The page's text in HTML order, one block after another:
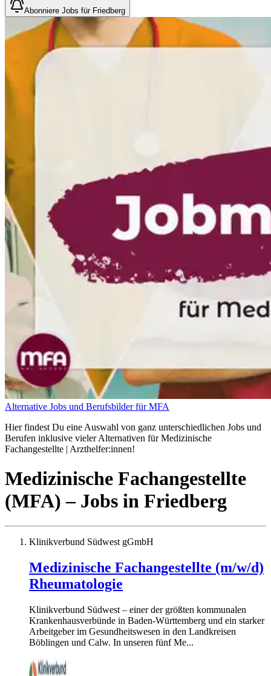
Abonniere Jobs für Friedberg
Alternative Jobs und Berufsbilder für MFA
Hier findest Du eine Auswahl von ganz unterschiedlichen Jobs und
Berufen inklusive vieler Alternativen für Medizinische
Fachangestellte | Arzthelfer:innen!
Medizinische Fachangestellte
(MFA) – Jobs in Friedberg
Klinikverbund Südwest gGmbH
Medizinische Fachangestellte (m/w/d)
Rheumatologie
Klinikverbund Südwest – einer der größten kommunalen
Krankenhausverbünde in Baden-Württemberg und ein starker
Arbeitgeber im Gesundheitswesen in den Landkreisen
Böblingen und Calw. In unseren fünf Me...